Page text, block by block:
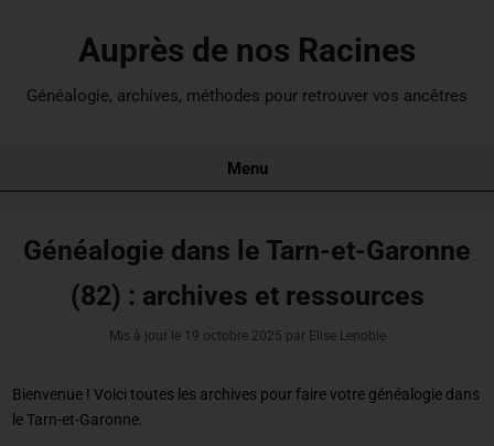
Auprès de nos Racines
Généalogie, archives, méthodes pour retrouver vos ancêtres
Menu
Généalogie dans le Tarn-et-Garonne
(82) : archives et ressources
Mis à jour le 19 octobre 2025 par Elise Lenoble
Bienvenue ! Voici toutes les archives pourfaire votre généalogie dans
le Tarn-et-Garonne.